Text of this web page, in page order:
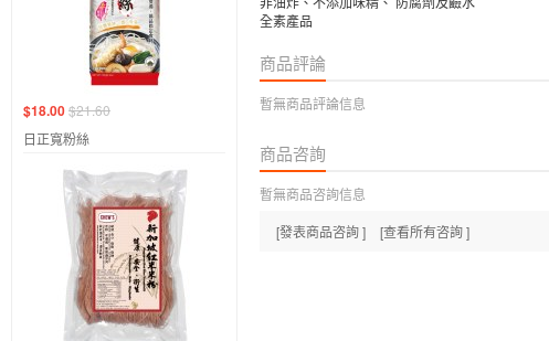
$18.00$21.60
日正寬粉絲
全素產品
商品評論
暫無商品評論信息
商品咨詢
暫無商品咨詢信息
[發表商品咨詢 ]
[查看所有咨詢 ]